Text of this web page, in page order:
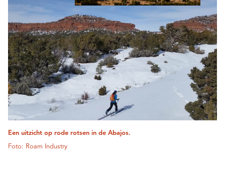
Een uitzicht op rode rotsen in de Abajos.
Foto: Roam Industry